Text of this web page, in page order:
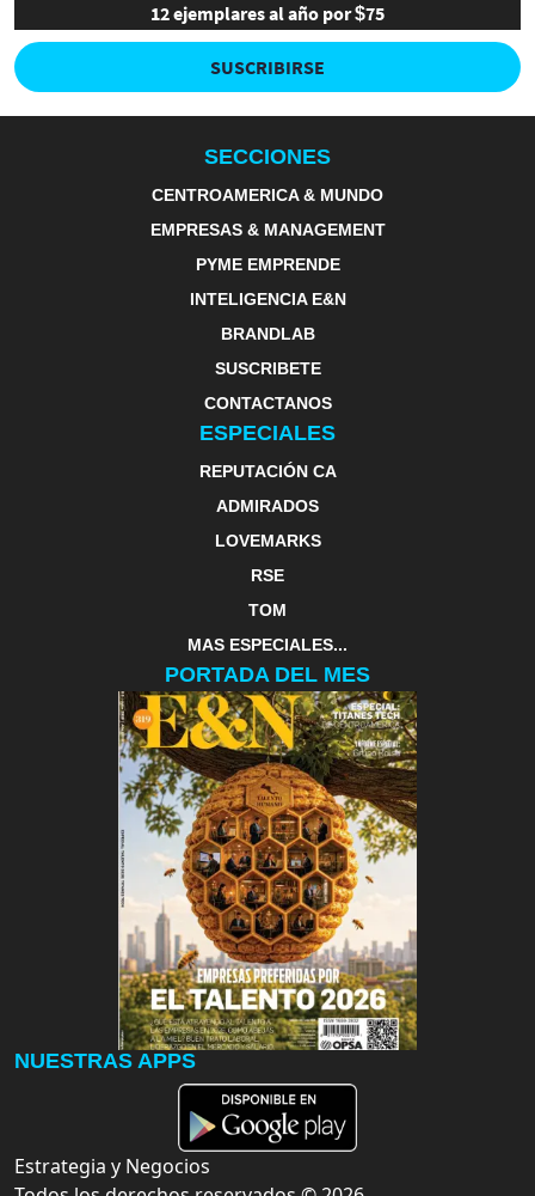
12 ejemplares al año por $75
SUSCRIBIRSE
SECCIONES
CENTROAMERICA & MUNDO
EMPRESAS & MANAGEMENT
PYME EMPRENDE
INTELIGENCIA E&N
BRANDLAB
SUSCRIBETE
CONTACTANOS
ESPECIALES
REPUTACIÓN CA
ADMIRADOS
LOVEMARKS
RSE
TOM
MAS ESPECIALES...
PORTADA DEL MES
NUESTRAS APPS
Estrategia y Negocios